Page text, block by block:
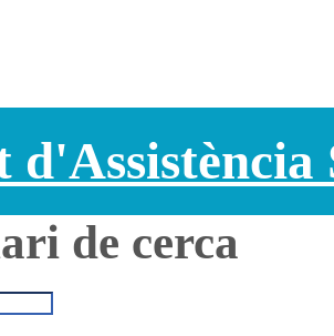
d'Assistència
de cerca